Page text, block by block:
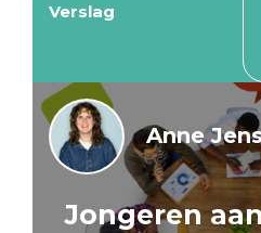
Verslag
Anne
Jongeren